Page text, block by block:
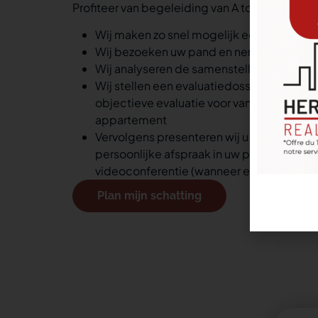
Profiteer van begeleiding van A tot Z:
Wij maken zo snel mogelijk een afspraak
Wij bezoeken uw pand en nemen de
Wij analyseren de samenstelling, staat en
Wij stellen een evaluatiedossier op en
objectieve evaluatie voor van de waarde
appartement
Vervolgens presenteren wij u de
persoonlijke afspraak in uw pand, in ons
videoconferentie (wanneer een fysieke
Plan mijn schatting